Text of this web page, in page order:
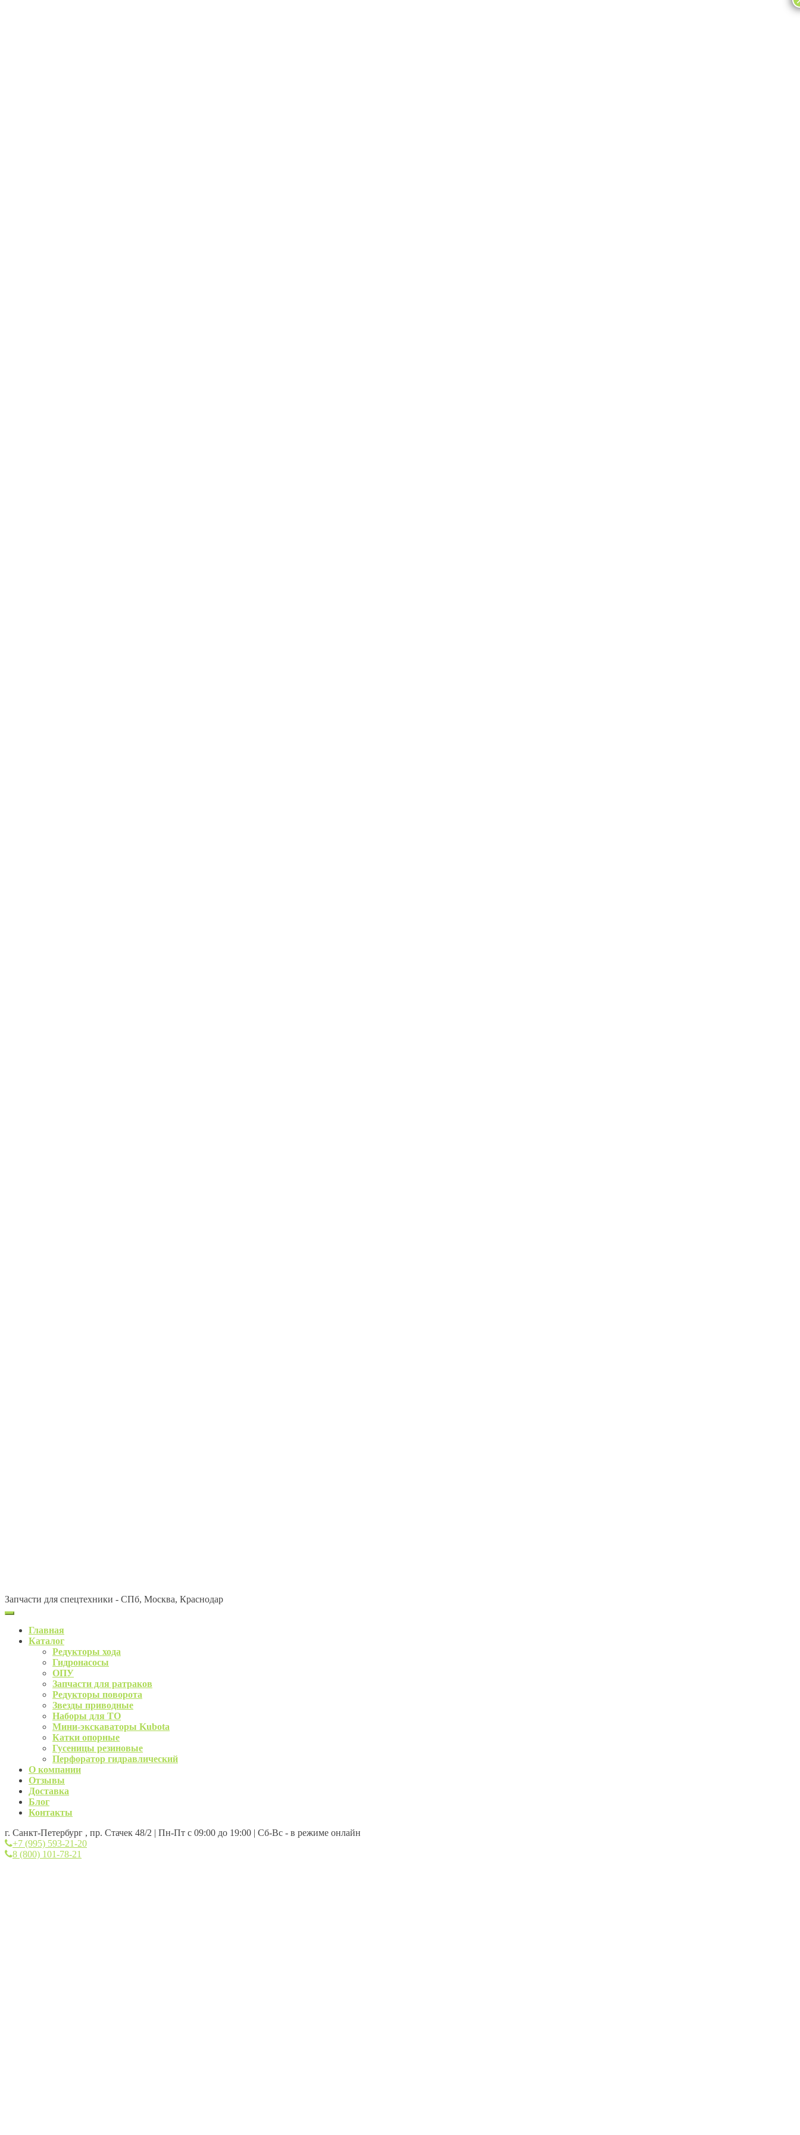
Запчасти для спецтехники - СПб, Москва, Краснодар
Главная
Каталог
Редукторы хода
Гидронасосы
ОПУ
Запчасти для ратраков
Редукторы поворота
Звезды приводные
Наборы для ТО
Мини-экскаваторы Kubota
Катки опорные
Гусеницы резиновые
Перфоратор гидравлический
О компании
Отзывы
Доставка
Блог
Контакты
г. Санкт-Петербург , пр. Стачек 48/2 | Пн-Пт с 09:00 до 19:00 | Сб-Вс - в режиме онлайн
+7 (995) 593-21-20
8 (800) 101-78-21